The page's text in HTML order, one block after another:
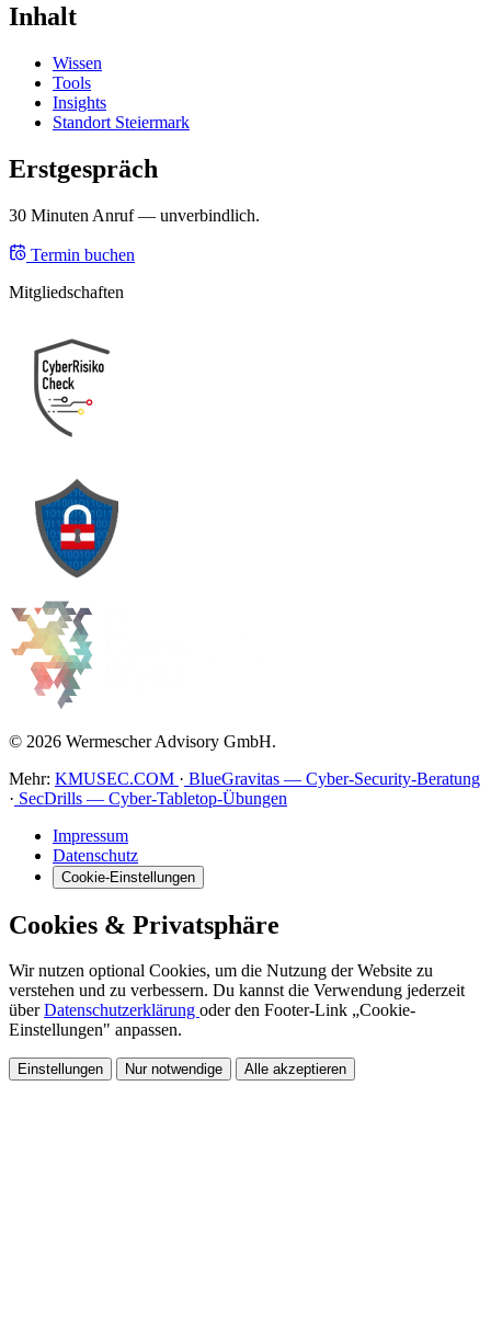
Inhalt
Wissen
Tools
Insights
Standort Steiermark
Erstgespräch
30 Minuten Anruf — unverbindlich.
Termin buchen
Mitgliedschaften
© 2026 Wermescher Advisory GmbH.
Mehr: KMUSEC.COM · BlueGravitas — Cyber-Security-Beratung
· SecDrills — Cyber-Tabletop-Übungen
Impressum
Datenschutz
Cookie-Einstellungen
Cookies & Privatsphäre
Wir nutzen optional Cookies, um die Nutzung der Website zu
verstehen und zu verbessern. Du kannst die Verwendung jederzeit
überDatenschutzerklärung oder den Footer-Link „Cookie-
Einstellungen" anpassen.
Einstellungen Nur notwendige Alle akzeptieren